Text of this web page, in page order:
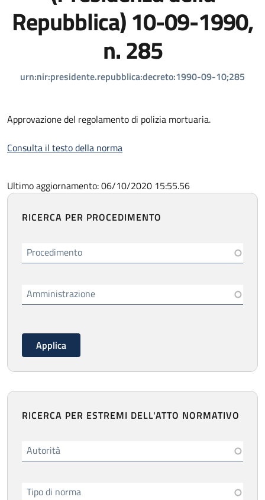
Repubblica) 10-09-1990,
n. 285
urn:nir:presidente.repubblica:decreto:1990-09-10;285
Approvazione del regolamento di polizia mortuaria.
Consulta il testo della norma
Ultimo aggiornamento: 06/10/2020 15:55.56
RICERCA PER PROCEDIMENTO
Procedimento
Amministrazione
RICERCA PER ESTREMI DELL'ATTO NORMATIVO
Autorità
Tipo di norma